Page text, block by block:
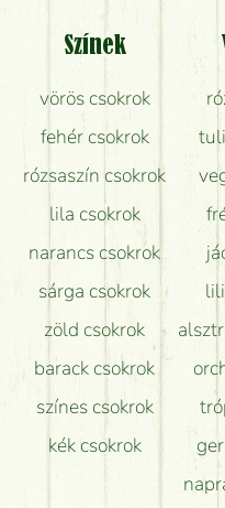
Tényleg azt
Mit kell tudni a
Hogy marad a
Tudok adventi
Színek
vörös csokrok
fehér csokrok
rózsaszín csokrok
lila csokrok
narancs csokrok
sárga csokrok
zöld csokrok
barack csokrok
színes csokrok
kék csokrok